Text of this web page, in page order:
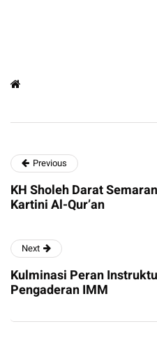
Previous
KH Sholeh Darat
Kartini Al-Qur’an
Next
Kulminasi Peran
Pengaderan IMM